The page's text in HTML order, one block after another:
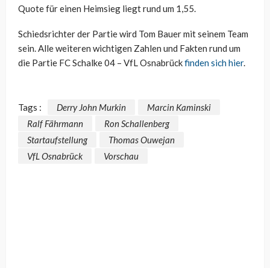
Quote für einen Heimsieg liegt rund um 1,55.
Schiedsrichter der Partie wird Tom Bauer mit seinem Team
sein. Alle weiteren wichtigen Zahlen und Fakten rund um
die Partie FC Schalke 04 – VfL Osnabrückfinden sich hier.
Tags : Derry John Murkin
Marcin Kaminski
Ralf Fährmann
Ron Schallenberg
Startaufstellung
Thomas Ouwejan
VfL Osnabrück
Vorschau